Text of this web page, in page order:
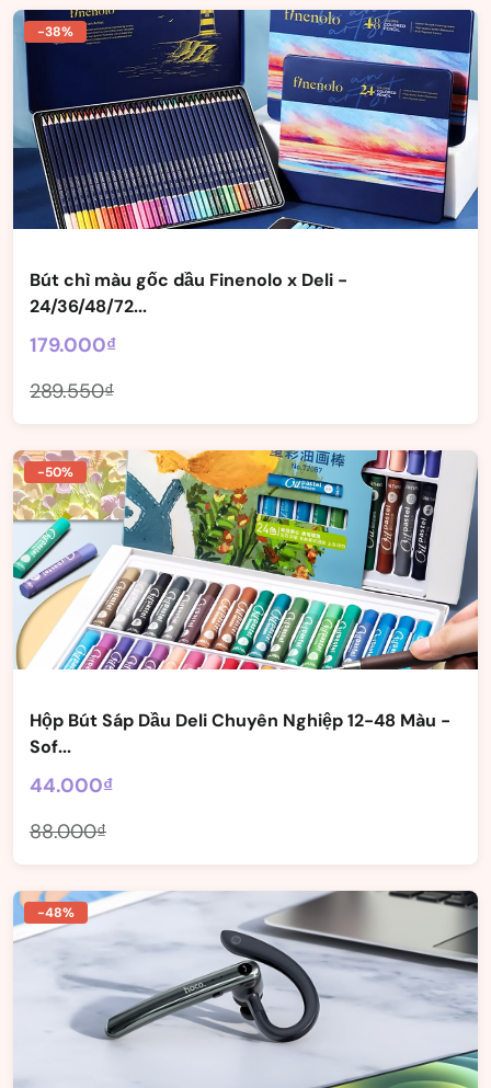
-38%
Bút chì màu gốc dầu Finenolo x Deli -
24/36/48/72...
179.000₫
289.550₫
-50%
Hộp Bút Sáp Dầu Deli Chuyên Nghiệp 12-48 Màu -
Sof...
44.000₫
88.000₫
-48%